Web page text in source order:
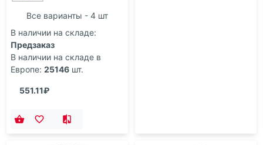
Все варианты - 4 шт
В наличии на складе:
Предзаказ
В наличии на складе в
Европе: 25146 шт.
551.11₽